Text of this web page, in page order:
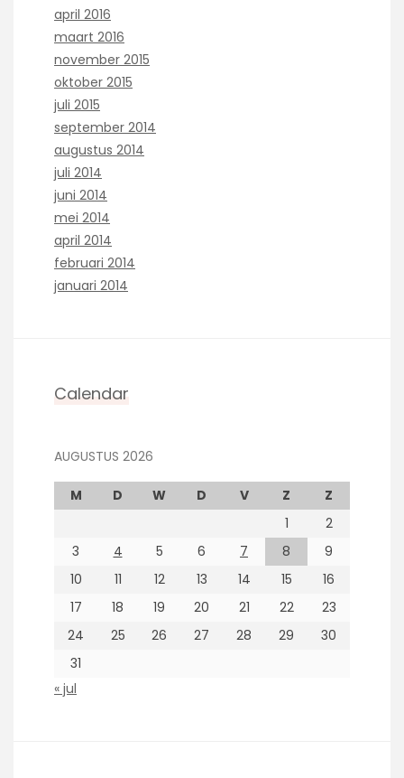
april 2016
maart 2016
november 2015
oktober 2015
juli 2015
september 2014
augustus 2014
juli 2014
juni 2014
mei 2014
april 2014
februari 2014
januari 2014
Calendar
AUGUSTUS 2026
M D W D V Z
Z
1
2
3
4 5 6 7 8
9
10
11 12 13 14 15
16
17
18 19 20 21 22
23
24
25 26 27 28 29
30
31
« jul